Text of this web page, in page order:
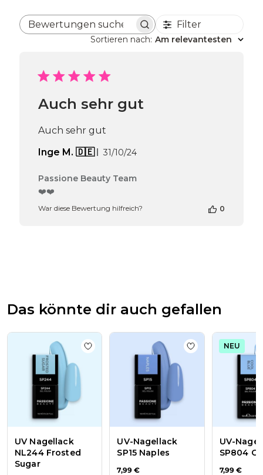
Bewertungen suchen
Filter
Sortieren nach: Am relevantesten
Auch sehr gut
Auch sehr gut
Inge M. 🇩🇪
Veröffentlichungsdatum
31/10/24
Kommentare
Inhabers
Apr
2026
Passione Beauty Team
❤️❤️
War diese Bewertung hilfreich? 0
Das könnte dir auch gefallen
Add to wishlist UV Nagellack NL244
UV Nagellack
NL244 Frosted
Sugar
Add to wishlist
UV-Nagellack
SP15 Naples
7,99 €
NEU
UV-
SP804
7,99 €